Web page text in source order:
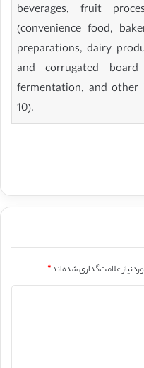
beverages, fruit
(convenience food,
preparations, dairy
and corrugated board
fermentation, and other
10).
علامت‌گذاری شده‌اند*